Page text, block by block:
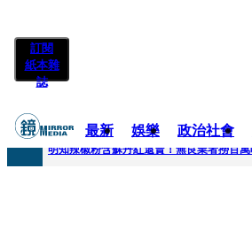
訂閱
紙本雜
誌
最新 娛樂 政治社會
快訊